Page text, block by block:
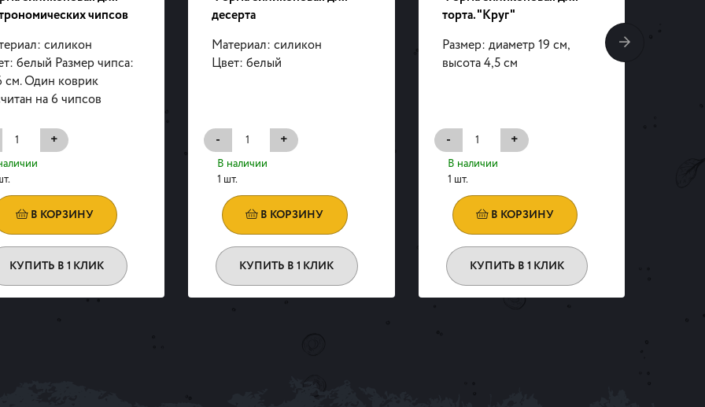
чипсов
силикон
белый Размер чипса:
см. Один коврик
на 6 чипсов
+
В КОРЗИНУ
КУПИТЬ В 1 КЛИК
десерта
Материал: силикон
Цвет: белый
- +
В наличии
1 шт.
В КОРЗИНУ
КУПИТЬ В 1 КЛИК
торта. "Круг"
Размер: диаметр 19 см,
высота 4,5 см
- +
В наличии
1 шт.
В КОРЗИНУ
КУПИТЬ В 1 КЛИК